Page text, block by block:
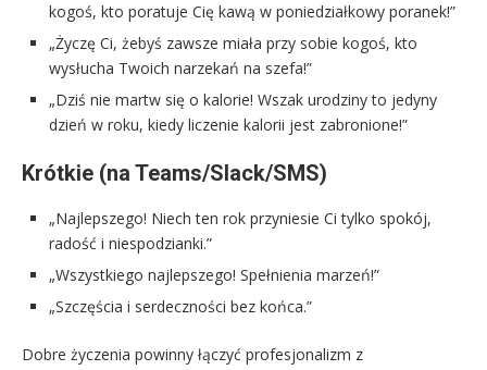
kogoś, kto poratuje Cię kawą w poniedziałkowy poranek!”
„Życzę Ci, żebyś zawsze miała przy sobie kogoś, kto
wysłucha Twoich narzekań na szefa!”
„Dziś nie martw się o kalorie! Wszak urodziny to jedyny
dzień w roku, kiedy liczenie kalorii jest zabronione!”
Krótkie (na Teams/Slack/SMS)
„Najlepszego! Niech ten rok przyniesie Ci tylko spokój,
radość i niespodzianki.”
„Wszystkiego najlepszego! Spełnienia marzeń!”
„Szczęścia i serdeczności bez końca.”
Dobre życzenia powinny łączyć profesjonalizm z